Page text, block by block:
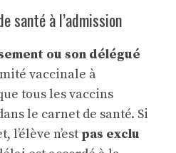
santé à l’admission
ou son délégué
vaccinale à
tous les vaccins
le carnet de santé. Si
n’est pas exclu